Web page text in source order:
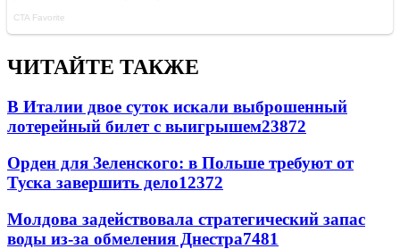
ЧИТАЙТЕ ТАКЖЕ
В Италии двое суток искали выброшенный
лотерейный билет с выигрышем23872
Орден для Зеленского: в Польше требуют от
Туска завершить дело12372
Молдова задействовала стратегический запас
воды из-за обмеления Днестра7481